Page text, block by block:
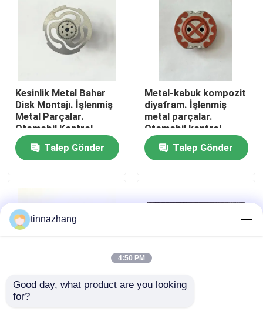
Ürün:% s
Hakkımızda
Fabrika turu
Kalite kontrol
Bizimle iletişime geçin
Bir teklif isteği
Kauçuk yağ keçesi
Kesinlik Metal Bahar
Disk Montajı. İşlenmiş
Metal Parçalar.
Otomobil Kontrol
Bileşeni.
Talep Gönder
Metal-kabuk kompozit
diyafram. İşlenmiş
metal parçalar.
Otomobil kontrol
mührü.
Talep Gönder
Metal-Kauçuk
tinnazhang
4:50 PM
Good day, what product are you looking
for?